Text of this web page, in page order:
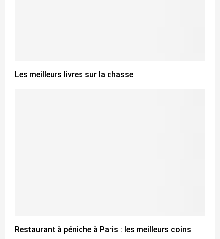
Les meilleurs livres sur la chasse
Restaurant à péniche à Paris : les meilleurs coins